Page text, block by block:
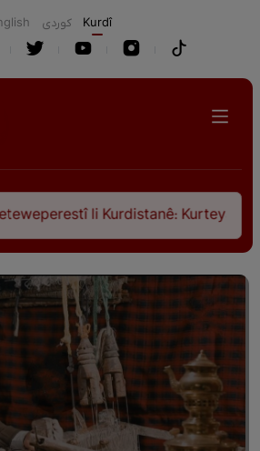
كوردی Kurdî
li Kurdistanê: Kurteya pêşveçûna